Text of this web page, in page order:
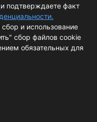
законом об
данных
данных
и подтверждаете факт
и использование
сбор файлов cookie
обязательных для